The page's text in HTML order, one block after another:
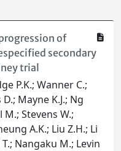
of
secondary
trial
P.K.; Wanner C.;
Mayne K.J.; Ng
M.; Stevens W.;
A.K.; Liu Z.H.; Li
T.; Nangaku M.; Levin